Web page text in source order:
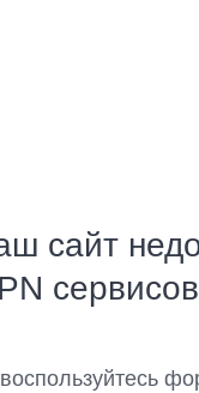
сайт
сервисов